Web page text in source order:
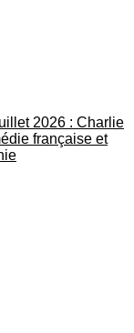
2026 : Charlie
française et